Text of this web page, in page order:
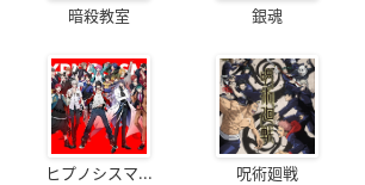
暗殺教室 銀魂
ヒプノシスマ... 呪術廻戦